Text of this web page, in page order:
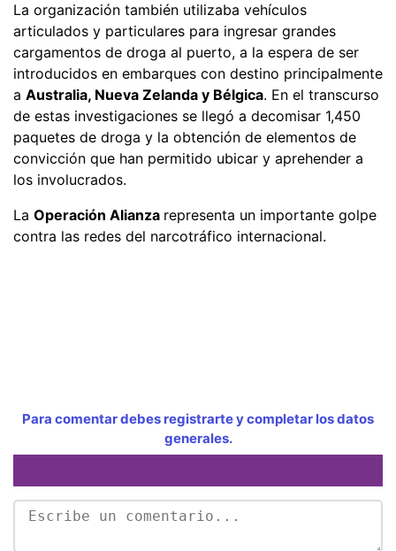
La organización también utilizaba vehículos
articulados y particulares para ingresar grandes
cargamentos de droga al puerto, a la espera de ser
introducidos en embarques con destino principalmente
a Australia, Nueva Zelanda y Bélgica. En el transcurso
de estas investigaciones se llegó a decomisar 1,450
paquetes de droga y la obtención de elementos de
convicción que han permitido ubicar y aprehender a
los involucrados.
La Operación Alianza representa un importante golpe
contra las redes del narcotráfico internacional.
Para comentar debes registrarte y completar los datos
generales.